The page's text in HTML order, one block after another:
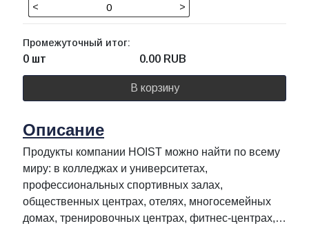
< >
Промежуточный итог:
0 шт 0.00 RUB
В корзину
Описание
Продукты компании HOIST можно найти по всему
миру: в колледжах и университетах,
профессиональных спортивных залах,
общественных центрах, отелях, многосемейных
домах, тренировочных центрах, фитнес-центрах,